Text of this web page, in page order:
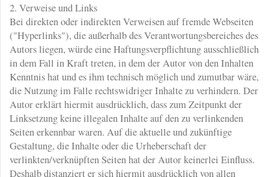
2. Verweise und Links
Bei direkten oder indirekten Verweisen auf fremde Webseiten
("Hyperlinks"), die außerhalb des Verantwortungsbereiches des
Autors liegen, würde eine Haftungsverpflichtung ausschließlich
in dem Fall in Kraft treten, in dem der Autor von den Inhalten
Kenntnis hat und es ihm technisch möglich und zumutbar wäre,
die Nutzung im Falle rechtswidriger Inhalte zu verhindern. Der
Autor erklärt hiermit ausdrücklich, dass zum Zeitpunkt der
Linksetzung keine illegalen Inhalte auf den zu verlinkenden
Seiten erkennbar waren. Auf die aktuelle und zukünftige
Gestaltung, die Inhalte oder die Urheberschaft der
verlinkten/verknüpften Seiten hat der Autor keinerlei Einfluss.
Deshalb distanziert er sich hiermit ausdrücklich von allen